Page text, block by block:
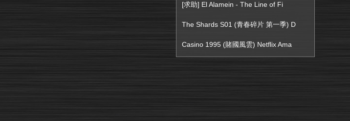
[求助] El Alamein - The Line of Fi
The Shards S01 (青春碎片 第一季) D
Casino 1995 (賭國風雲) Netflix Ama